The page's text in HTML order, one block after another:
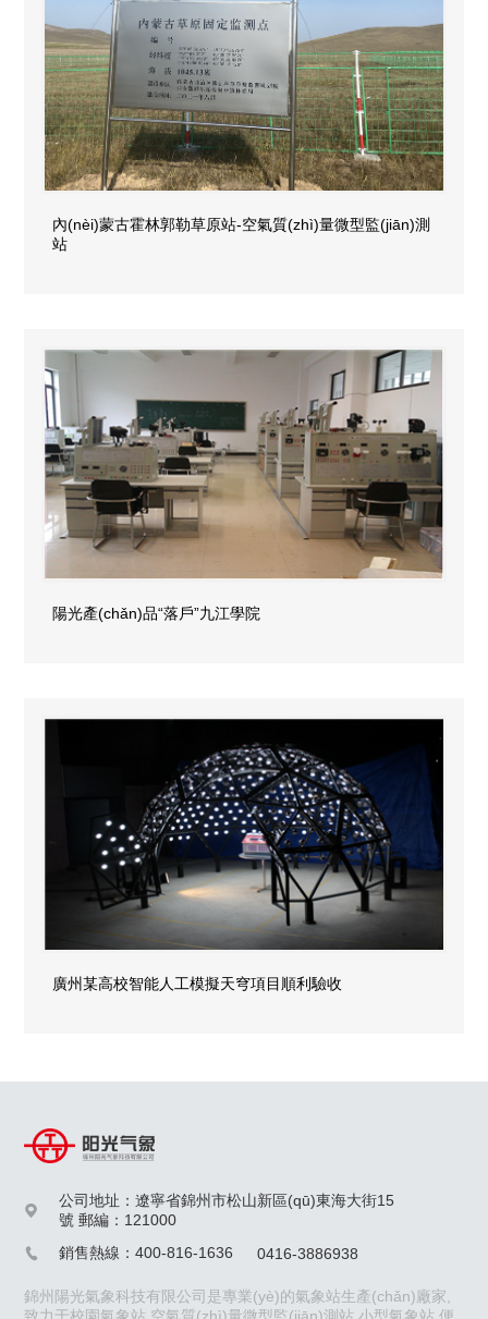
內(nèi)蒙古霍林郭勒草原站-空氣質(zhì)量微型監(jiān)測
站
陽光產(chǎn)品“落戶”九江學院
廣州某高校智能人工模擬天穹項目順利驗收

公司地址：遼寧省錦州市松山新區(qū)東海大街15
號 郵編：121000
 銷售熱線：400-816-1636 0416-3886938
錦州陽光氣象科技有限公司是專業(yè)的氣象站生產(chǎn)廠家,